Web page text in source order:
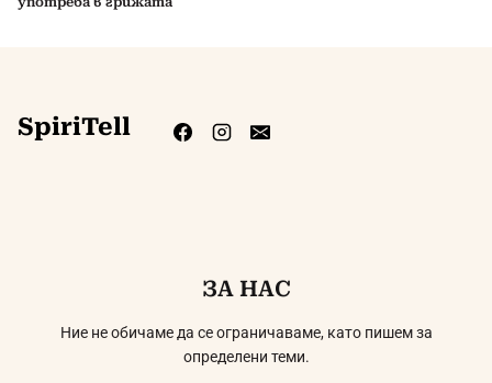
SpiriTell
ЗА НАС
Ние не обичаме да се ограничаваме, като пишем за
определени теми.